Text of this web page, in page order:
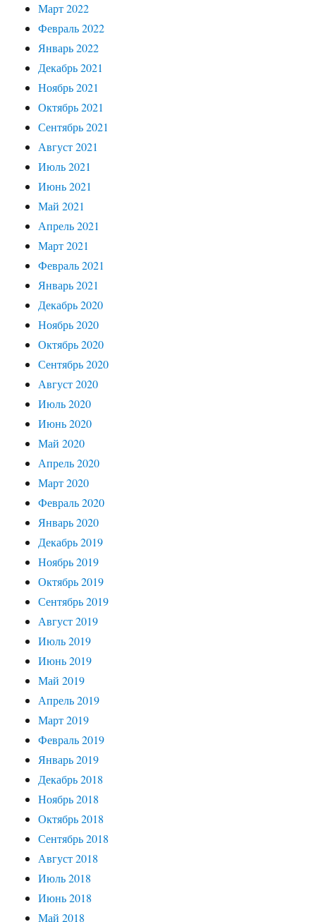
Март 2022
Февраль 2022
Январь 2022
Декабрь 2021
Ноябрь 2021
Октябрь 2021
Сентябрь 2021
Август 2021
Июль 2021
Июнь 2021
Май 2021
Апрель 2021
Март 2021
Февраль 2021
Январь 2021
Декабрь 2020
Ноябрь 2020
Октябрь 2020
Сентябрь 2020
Август 2020
Июль 2020
Июнь 2020
Май 2020
Апрель 2020
Март 2020
Февраль 2020
Январь 2020
Декабрь 2019
Ноябрь 2019
Октябрь 2019
Сентябрь 2019
Август 2019
Июль 2019
Июнь 2019
Май 2019
Апрель 2019
Март 2019
Февраль 2019
Январь 2019
Декабрь 2018
Ноябрь 2018
Октябрь 2018
Сентябрь 2018
Август 2018
Июль 2018
Июнь 2018
Май 2018